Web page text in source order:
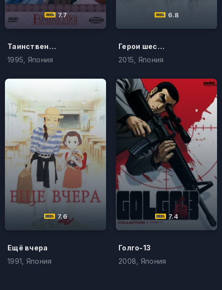
7.7
Таинственная игра
1995, Япония
6.8
Герои шести цветов
2015, Япония
7.6
Ещё вчера
1991, Япония
7.4
Голго-13
2008, Япония